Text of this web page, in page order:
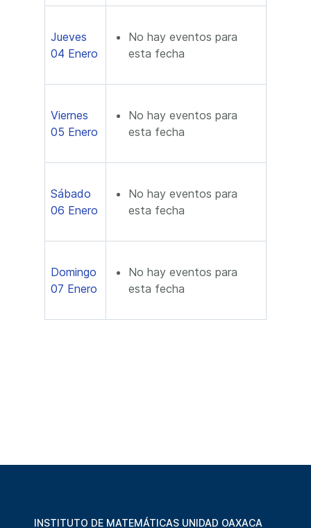
Jueves
04 Enero
No hay eventos para
esta fecha
Viernes
05 Enero
No hay eventos para
esta fecha
Sábado
06 Enero
No hay eventos para
esta fecha
Domingo
07 Enero
No hay eventos para
esta fecha
INSTITUTO DE MATEMÁTICAS UNIDAD OAXACA